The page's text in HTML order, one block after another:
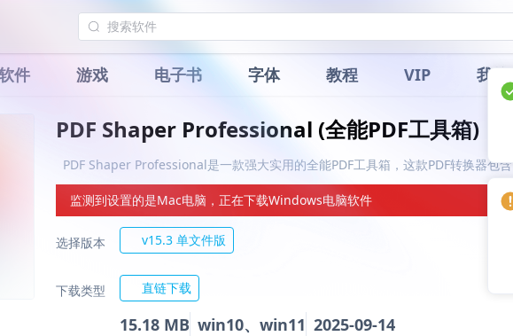
件 游戏 电子书 字体 教程 VIP 我的
PDF Shaper Professional (全能PDF工具箱)
PDF Shaper Professional是一款强大实用的全能PDF工具箱，这款PDF转换器包含
监测到设置的是Mac电脑，正在下载Windows电脑软件
选择版本 v15.3 单文件版
下载类型 直链下载
15.18 MB win10、win11 2025-09-14